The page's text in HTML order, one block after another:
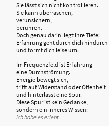
Sie lässt sich nicht kontrollieren.
Sie kann überraschen,
verunsichern,
berühren.
Doch genau darin liegt ihre Tiefe:
Erfahrung geht durch dich hindurch
und formt dich leise um.
Im Frequenzfeld ist Erfahrung
eine Durchströmung.
Energie bewegt sich,
trifft auf Widerstand oder Offenheit
und hinterlässt eine Spur.
Diese Spur ist kein Gedanke,
sondern ein inneres Wissen:
Ich habe es erlebt.